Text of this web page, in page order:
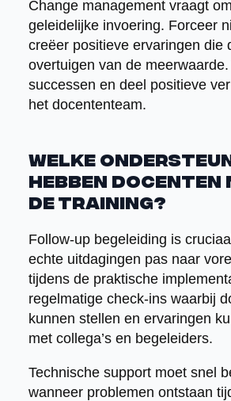
Change management vraagt
geleidelijke invoering. Forceer
creëer positieve ervaringen die
overtuigen van de
successen en deel positieve
het docententeam.
Welke
hebben docenten
de training?
Follow-up begeleiding is
echte uitdagingen pas naar
tijdens de praktische
regelmatige check-ins waarbij
kunnen stellen en ervaringen
met collega’s en begeleiders.
Technische support moet snel
wanneer problemen ontstaan